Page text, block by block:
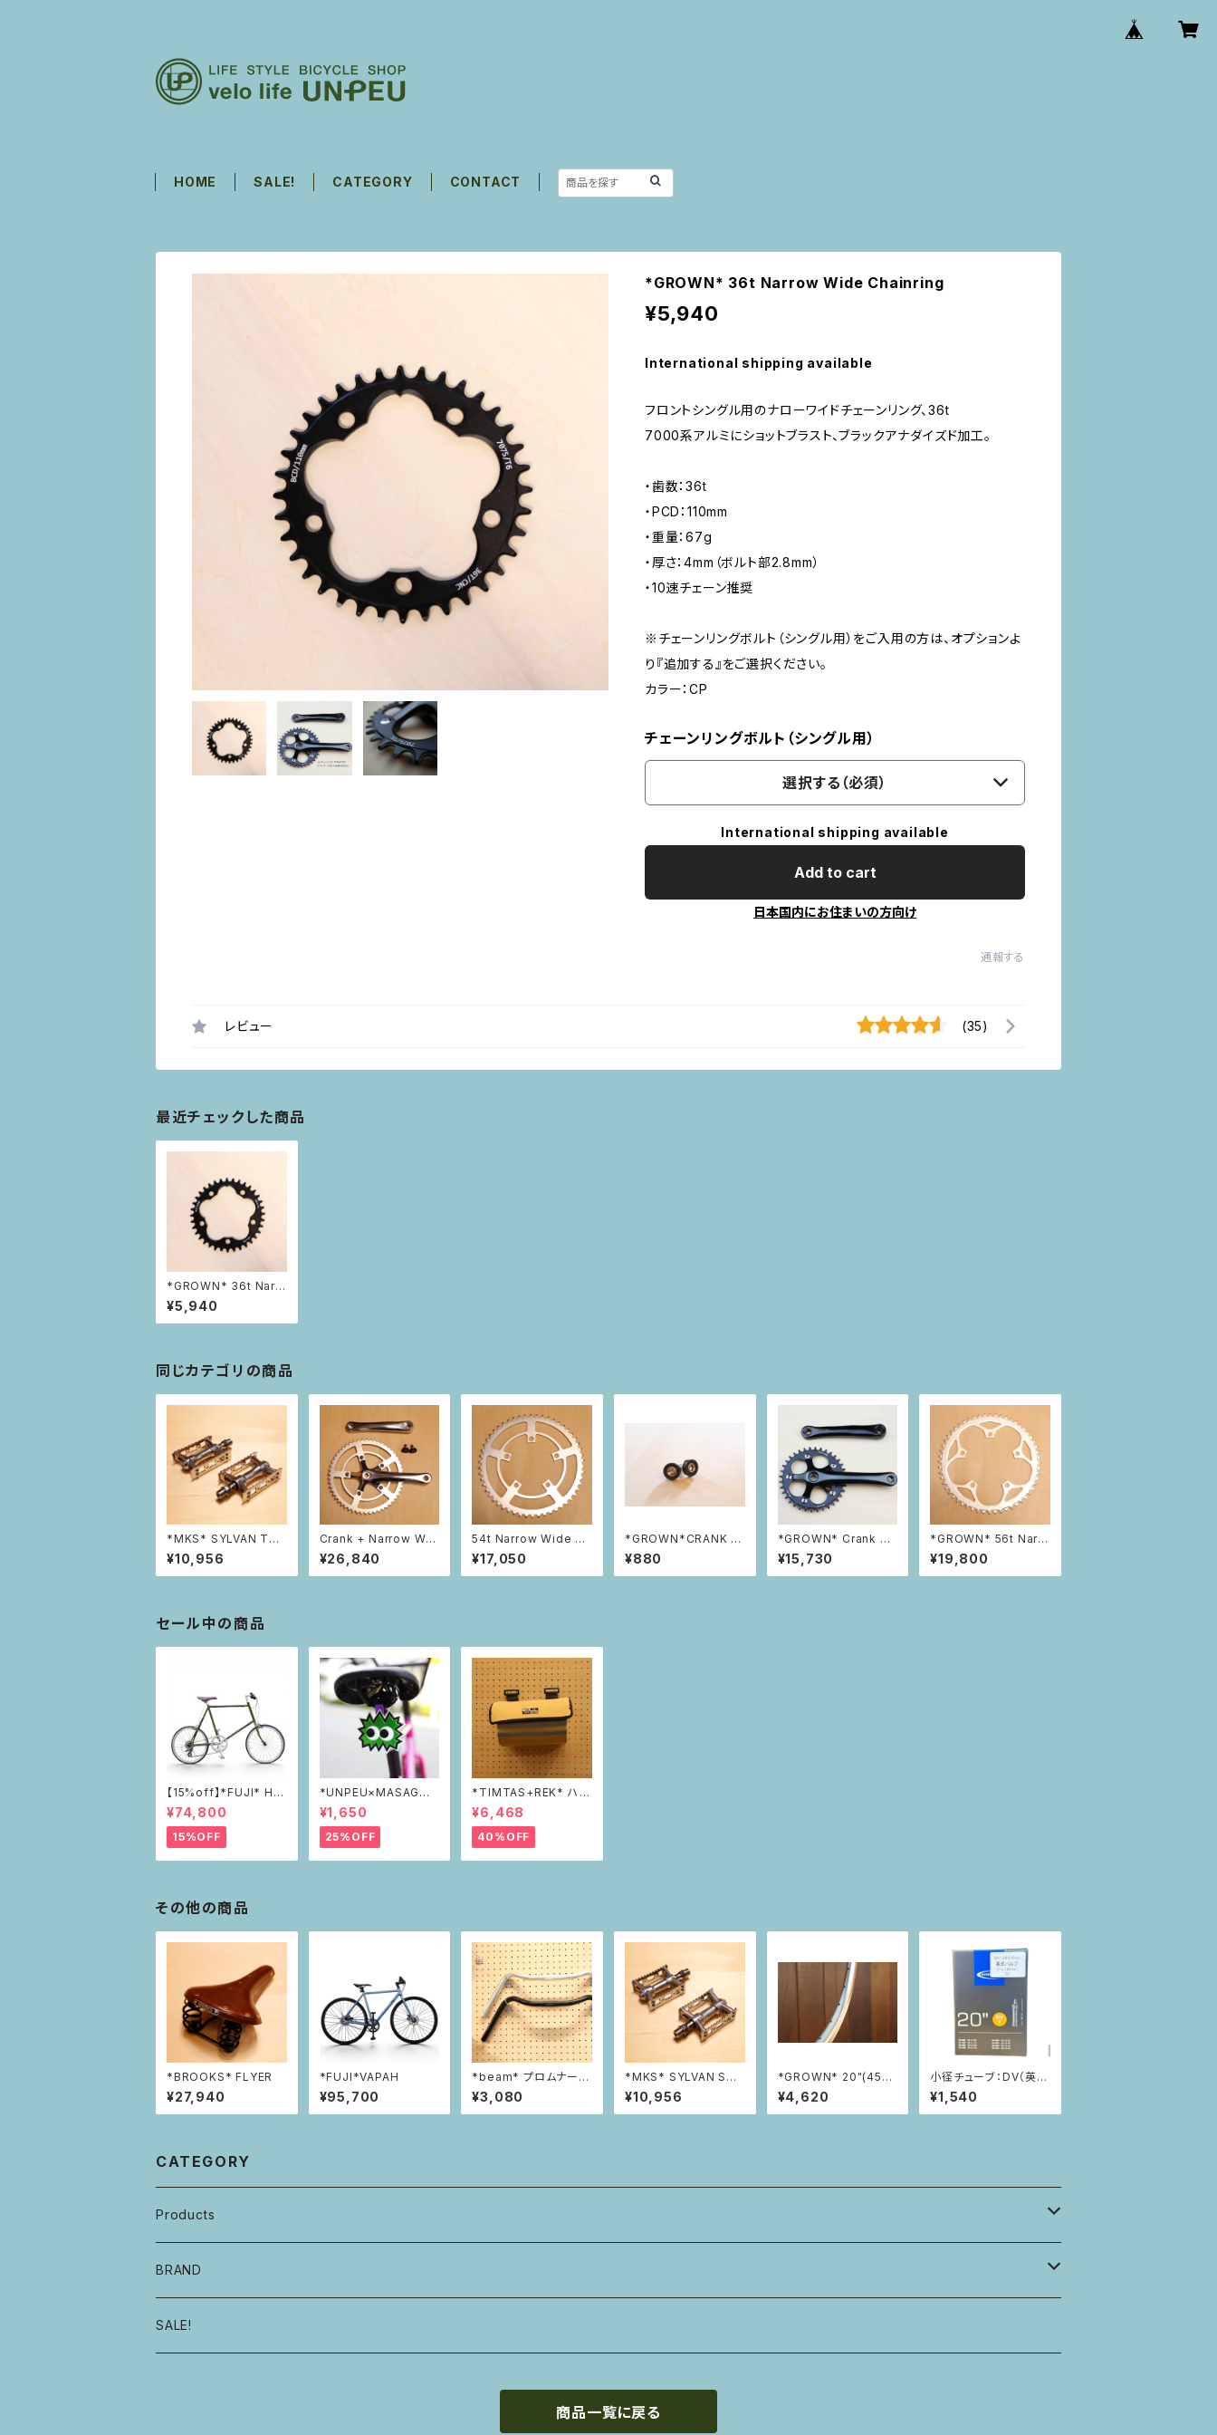
HOME SALE! CATEGORY CONTACT
*GROWN* 36t Narrow Wide Chainring
¥5,940
International shipping available
フロントシングル用のナローワイドチェーンリング、36t
7000系アルミにショットブラスト、ブラックアナダイズド加工。
・歯数：36t
・PCD：110mm
・重量：67g
・厚さ：4mm（ボルト部2.8mm）
・10速チェーン推奨
※チェーンリングボルト（シングル用）をご入用の方は、オプションよ
り『追加する』をご選択ください。
カラー：CP
チェーンリングボルト（シングル用）
選択する（必須）
International shipping available
Add to cart
日本国内にお住まいの方向け
通報する
レビュー (35)
最近チェックした商品
*GROWN* 36t Narr
ow Wide Chainring
¥5,940
同じカテゴリの商品
*MKS* SYLVAN TO
URING NEXT
¥10,956
Crank + Narrow Wid
e Silver Chainring S
et 54t
¥26,840
54t Narrow Wide Ch
ainring (Silver)
¥17,050
*GROWN*CRANK B
OLTS
¥880
*GROWN* Crank +
Narrow Wide Chainr
ing Set 36t
¥15,730
*GROWN* 56t Narro
w Wide Chainring (S
ilver)
¥19,800
セール中の商品
【15%off】*FUJI* HE
LION
¥74,800
15%OFF
*UNPEU×MASAGON
*PIKAPIKAリフレクタ
ー green
¥1,650
25%OFF
*TIMTAS+REK* ハン
ドルバーバッグ
¥6,468
40%OFF
その他の商品
*BROOKS* FLYER
¥27,940
*FUJI*VAPAH
¥95,700
*beam* プロムナード
ハンドルバー
¥3,080
*MKS* SYLVAN STR
EAM NEXT
¥10,956
*GROWN* 20"(451)
Rim
¥4,620
小径チューブ：DV（英
式）
¥1,540
CATEGORY
Products
自転車・フレーム
ハンドル・ステム・グリップ・ヘッドセット
BRAND
E.B.S
SALE!
商品一覧に戻る